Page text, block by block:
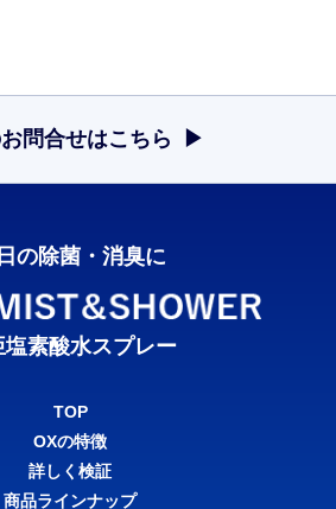
問合せはこちら
の除菌・消臭に
塩素酸水スプレー
TOP
OXの特徴
詳しく検証
商品ラインナップ